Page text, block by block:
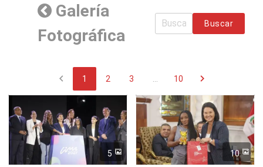
Galería
Fotográfica
Buscar
chevron_left 1 2 3 10 chevron_right
5 10